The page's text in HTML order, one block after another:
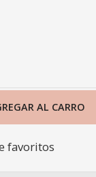
Ibiza
AL CARRO
favoritos